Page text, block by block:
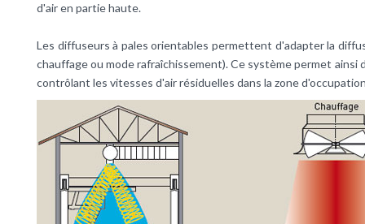
d'air en partie haute.
Les diffuseurs à pales orientables permettent d'adapter la
chauffage ou mode rafraîchissement). Ce système permet
contrôlant les vitesses d'air résiduelles dans la zone